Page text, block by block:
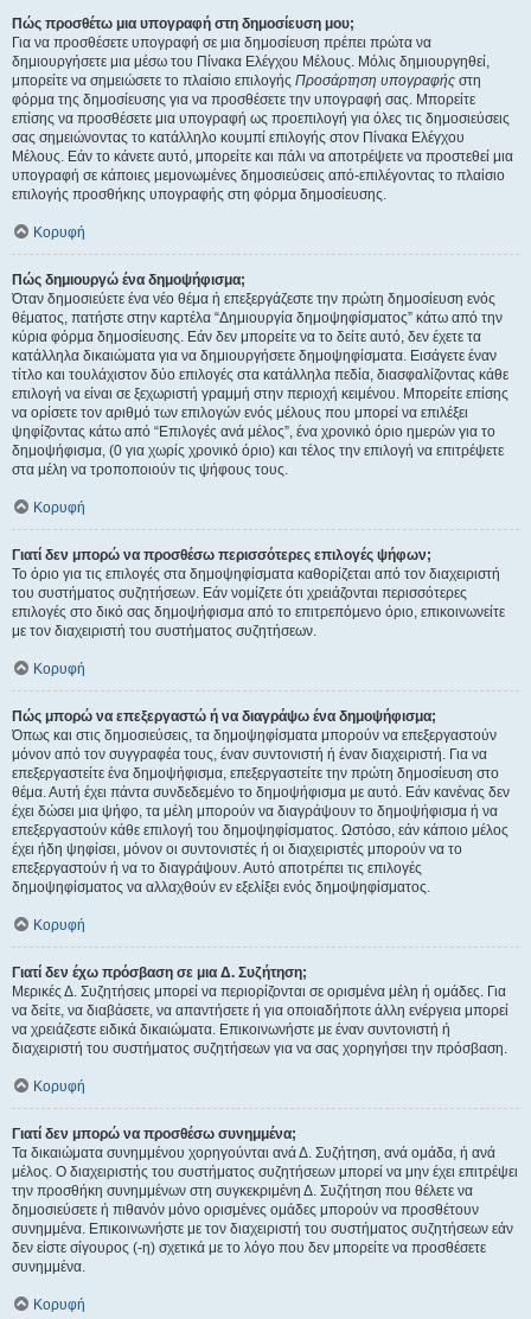
Πώς προσθέτω μια υπογραφή στη δημοσίευση μου;
Για να προσθέσετε υπογραφή σε μια δημοσίευση πρέπει πρώτα να
δημιουργήσετε μια μέσω του Πίνακα Ελέγχου Μέλους. Μόλις δημιουργηθεί,
μπορείτε να σημειώσετε το πλαίσιο επιλογής Προσάρτηση υπογραφής στη
φόρμα της δημοσίευσης για να προσθέσετε την υπογραφή σας. Μπορείτε
επίσης να προσθέσετε μια υπογραφή ως προεπιλογή για όλες τις δημοσιεύσεις
σας σημειώνοντας το κατάλληλο κουμπί επιλογής στον Πίνακα Ελέγχου
Μέλους. Εάν το κάνετε αυτό, μπορείτε και πάλι να αποτρέψετε να προστεθεί μια
υπογραφή σε κάποιες μεμονωμένες δημοσιεύσεις από-επιλέγοντας το πλαίσιο
επιλογής προσθήκης υπογραφής στη φόρμα δημοσίευσης.
Κορυφή
Πώς δημιουργώ ένα δημοψήφισμα;
Όταν δημοσιεύετε ένα νέο θέμα ή επεξεργάζεστε την πρώτη δημοσίευση ενός
θέματος, πατήστε στην καρτέλα “Δημιουργία δημοψηφίσματος” κάτω από την
κύρια φόρμα δημοσίευσης. Εάν δεν μπορείτε να το δείτε αυτό, δεν έχετε τα
κατάλληλα δικαιώματα για να δημιουργήσετε δημοψηφίσματα. Εισάγετε έναν
τίτλο και τουλάχιστον δύο επιλογές στα κατάλληλα πεδία, διασφαλίζοντας κάθε
επιλογή να είναι σε ξεχωριστή γραμμή στην περιοχή κειμένου. Μπορείτε επίσης
να ορίσετε τον αριθμό των επιλογών ενός μέλους που μπορεί να επιλέξει
ψηφίζοντας κάτω από “Επιλογές ανά μέλος”, ένα χρονικό όριο ημερών για το
δημοψήφισμα, (0 για χωρίς χρονικό όριο) και τέλος την επιλογή να επιτρέψετε
στα μέλη να τροποποιούν τις ψήφους τους.
Κορυφή
Γιατί δεν μπορώ να προσθέσω περισσότερες επιλογές ψήφων;
Το όριο για τις επιλογές στα δημοψηφίσματα καθορίζεται από τον διαχειριστή
του συστήματος συζητήσεων. Εάν νομίζετε ότι χρειάζονται περισσότερες
επιλογές στο δικό σας δημοψήφισμα από το επιτρεπόμενο όριο, επικοινωνείτε
με τον διαχειριστή του συστήματος συζητήσεων.
Κορυφή
Πώς μπορώ να επεξεργαστώ ή να διαγράψω ένα δημοψήφισμα;
Όπως και στις δημοσιεύσεις, τα δημοψηφίσματα μπορούν να επεξεργαστούν
μόνον από τον συγγραφέα τους, έναν συντονιστή ή έναν διαχειριστή. Για να
επεξεργαστείτε ένα δημοψήφισμα, επεξεργαστείτε την πρώτη δημοσίευση στο
θέμα. Αυτή έχει πάντα συνδεδεμένο το δημοψήφισμα με αυτό. Εάν κανένας δεν
έχει δώσει μια ψήφο, τα μέλη μπορούν να διαγράψουν το δημοψήφισμα ή να
επεξεργαστούν κάθε επιλογή του δημοψηφίσματος. Ωστόσο, εάν κάποιο μέλος
έχει ήδη ψηφίσει, μόνον οι συντονιστές ή οι διαχειριστές μπορούν να το
επεξεργαστούν ή να το διαγράψουν. Αυτό αποτρέπει τις επιλογές
δημοψηφίσματος να αλλαχθούν εν εξελίξει ενός δημοψηφίσματος.
Κορυφή
Γιατί δεν έχω πρόσβαση σε μια Δ. Συζήτηση;
Μερικές Δ. Συζητήσεις μπορεί να περιορίζονται σε ορισμένα μέλη ή ομάδες. Για
να δείτε, να διαβάσετε, να απαντήσετε ή για οποιαδήποτε άλλη ενέργεια μπορεί
να χρειάζεστε ειδικά δικαιώματα. Επικοινωνήστε με έναν συντονιστή ή
διαχειριστή του συστήματος συζητήσεων για να σας χορηγήσει την πρόσβαση.
Κορυφή
Γιατί δεν μπορώ να προσθέσω συνημμένα;
Τα δικαιώματα συνημμένου χορηγούνται ανά Δ. Συζήτηση, ανά ομάδα, ή ανά
μέλος. Ο διαχειριστής του συστήματος συζητήσεων μπορεί να μην έχει επιτρέψει
την προσθήκη συνημμένων στη συγκεκριμένη Δ. Συζήτηση που θέλετε να
δημοσιεύσετε ή πιθανόν μόνο ορισμένες ομάδες μπορούν να προσθέτουν
συνημμένα. Επικοινωνήστε με τον διαχειριστή του συστήματος συζητήσεων εάν
δεν είστε σίγουρος (-η) σχετικά με το λόγο που δεν μπορείτε να προσθέσετε
συνημμένα.
Κορυφή